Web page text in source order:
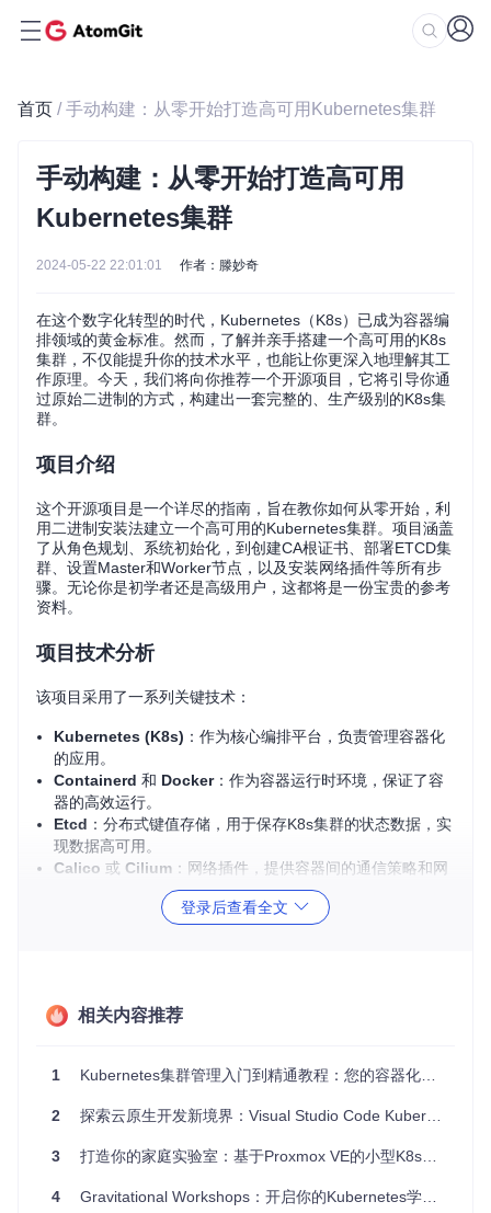
首页 / 手动构建：从零开始打造高可用Kubernetes集群
手动构建：从零开始打造高可用
Kubernetes集群
2024-05-22 22:01:01 作者：滕妙奇
在这个数字化转型的时代，Kubernetes（K8s）已成为容器编
排领域的黄金标准。然而，了解并亲手搭建一个高可用的K8s
集群，不仅能提升你的技术水平，也能让你更深入地理解其工
作原理。今天，我们将向你推荐一个开源项目，它将引导你通
过原始二进制的方式，构建出一套完整的、生产级别的K8s集
群。
项目介绍
这个开源项目是一个详尽的指南，旨在教你如何从零开始，利
用二进制安装法建立一个高可用的Kubernetes集群。项目涵盖
了从角色规划、系统初始化，到创建CA根证书、部署ETCD集
群、设置Master和Worker节点，以及安装网络插件等所有步
骤。无论你是初学者还是高级用户，这都将是一份宝贵的参考
资料。
项目技术分析
该项目采用了一系列关键技术：
Kubernetes (K8s) ：作为核心编排平台，负责管理容器化
的应用。
Containerd 和 Docker：作为容器运行时环境，保证了容
器的高效运行。
Etcd ：分布式键值存储，用于保存K8s集群的状态数据，实
现数据高可用。
Calico 或 Cilium ：网络插件，提供容器间的通信策略和网
：Cloudflare的证书签名工具，用于创建安全连接。
开发和测试环境中，学习K8s集群构建过程。
对K8s感兴趣的个人开发者，提升技能树。
使用这个项目，你可以了解到如何为不同的服务实施高可用性
登录后查看全文
相关内容推荐
1 Kubernetes集群管理入门到精通教程：您的容器化之旅从这里开始
2 探索云原生开发新境界：Visual Studio Code Kubernetes Tools
3 打造你的家庭实验室：基于Proxmox VE的小型K8s集群
4 Gravitational Workshops：开启你的Kubernetes学习之旅